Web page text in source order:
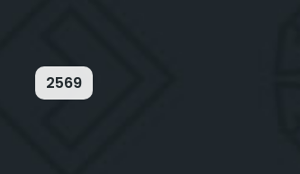
2569